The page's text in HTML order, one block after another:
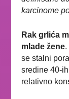
karcinome
Rak grlića
mlade žene.
se stalni
sredine 40-
relativno